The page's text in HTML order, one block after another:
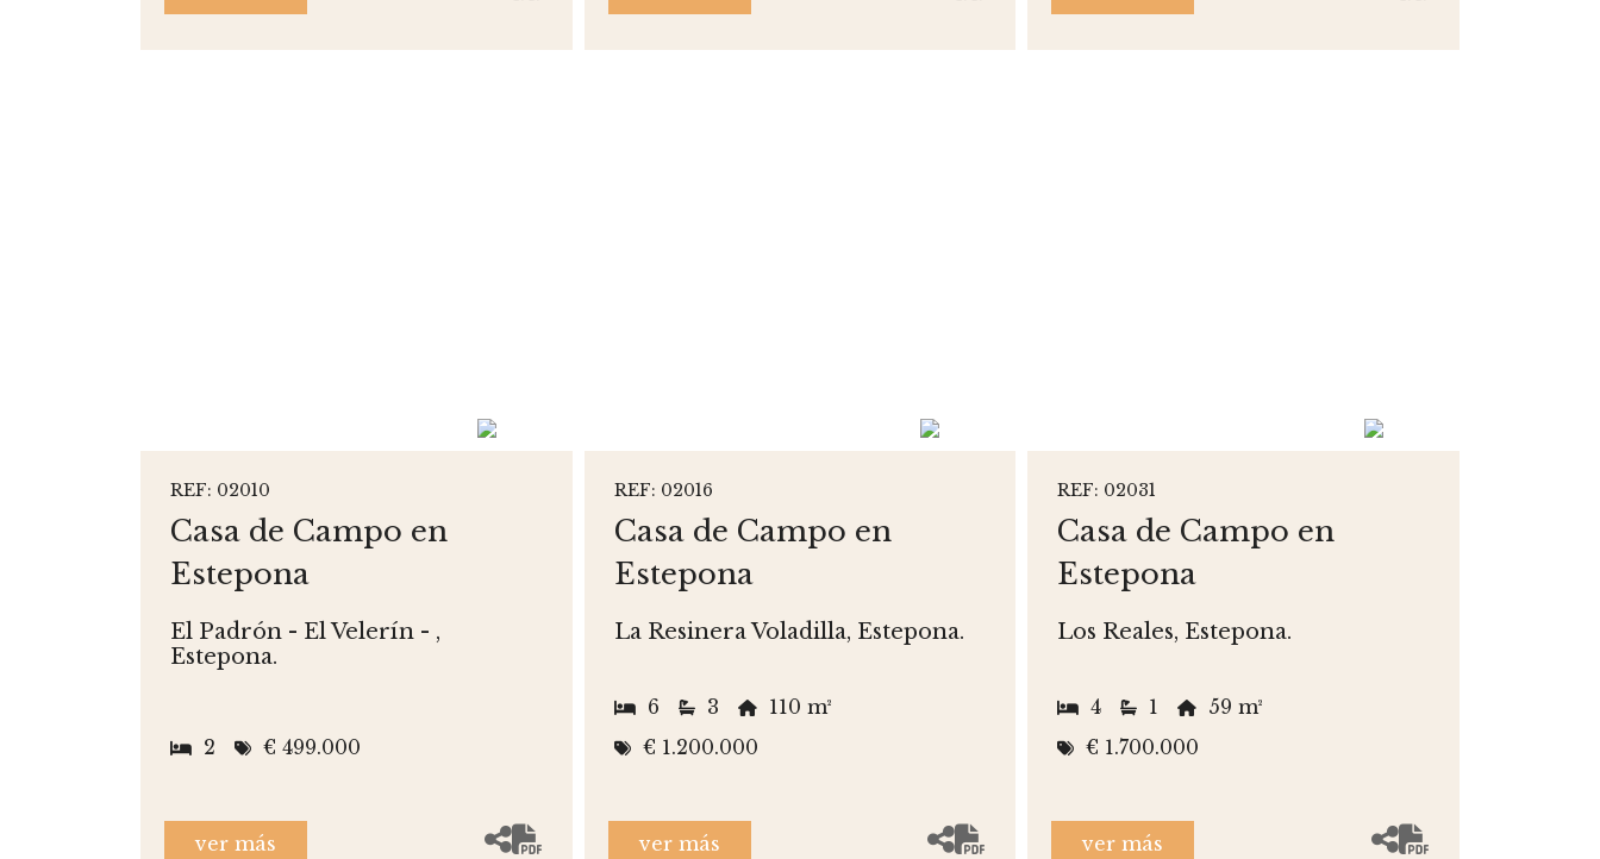
REF: 02010
Casa de Campo en
Estepona
El Padrón - El Velerín - ,
Estepona.
2 € 499.000
ver más
REF: 02016
Casa de Campo en
Estepona
La Resinera Voladilla, Estepona.
6 3
110 m²
€ 1.200.000
ver más
REF: 02031
Casa de Campo en
Estepona
Los Reales, Estepona.
4 1
59 m²
€ 1.700.000
ver más